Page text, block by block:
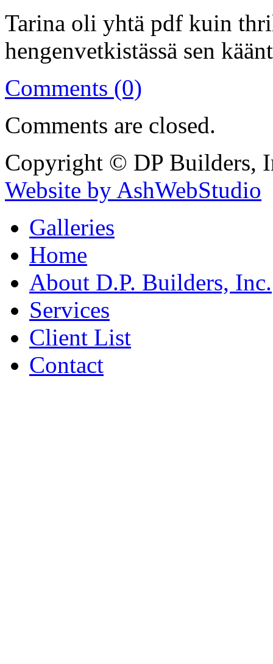
Tarina oli yhtä pdf kuin
hengenvetkistässä sen
Comments (0)
Comments are closed.
Copyright © DP Builders,
Website by AshWebStudio
Galleries
Home
About D.P. Builders, Inc.
Services
Client List
Contact